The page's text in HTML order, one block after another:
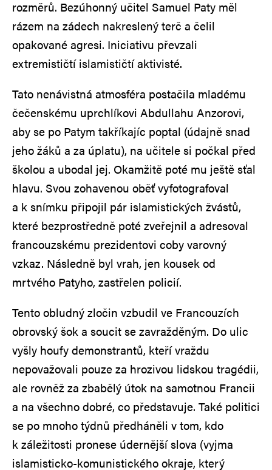
rozměrů. Bezúhonný učitel Samuel Paty měl
rázem na zádech nakreslený terč a čelil
opakované agresi. Iniciativu převzali
extremističtí islamističtí aktivisté.
Tato nenávistná atmosféra postačila mladému
čečenskému uprchlíkovi Abdullahu Anzorovi,
aby se po Patym takříkajíc poptal (údajně snad
jeho žáků a za úplatu), na učitele si počkal před
školou a ubodal jej. Okamžitě poté mu ještě sťal
hlavu. Svou zohavenou oběť vyfotografoval
a k snímku připojil pár islamistických žvástů,
které bezprostředně poté zveřejnil a adresoval
francouzskému prezidentovi coby varovný
vzkaz. Následně byl vrah, jen kousek od
mrtvého Patyho, zastřelen policií.
Tento obludný zločin vzbudil ve Francouzích
obrovský šok a soucit se zavražděným. Do ulic
vyšly houfy demonstrantů, kteří vraždu
nepovažovali pouze za hrozivou lidskou tragédii,
ale rovněž za zbabělý útok na samotnou Francii
a na všechno dobré, co představuje. Také politici
se po mnoho týdnů předháněli v tom, kdo
k záležitosti pronese údernější slova (vyjma
islamisticko-komunistického okraje, který